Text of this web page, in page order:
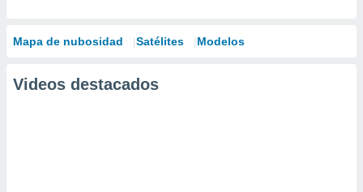
Mapa de nubosidad Satélites Modelos
Videos destacados